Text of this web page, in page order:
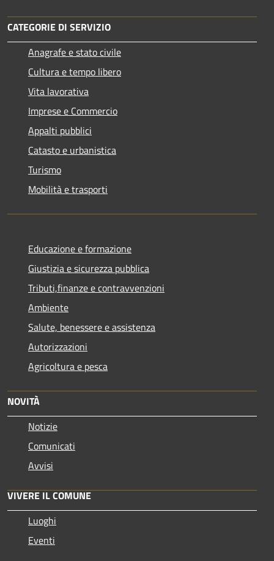
CATEGORIE DI SERVIZIO
Anagrafe e stato civile
Cultura e tempo libero
Vita lavorativa
Imprese e Commercio
Appalti pubblici
Catasto e urbanistica
Turismo
Mobilità e trasporti
Educazione e formazione
Giustizia e sicurezza pubblica
Tributi,finanze e contravvenzioni
Ambiente
Salute, benessere e assistenza
Autorizzazioni
Agricoltura e pesca
NOVITÀ
Notizie
Comunicati
Avvisi
VIVERE IL COMUNE
Luoghi
Eventi